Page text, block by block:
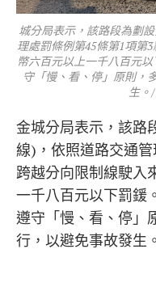
城分局表示，該路段為劃
理處罰條例第45條第1項第
幣六百元以上一千八百元
守「慢、看、停」原則，
生。
金城分局表示，該路
線)，依照道路交通
跨越分向限制線駛入
一千八百元以下罰鍰
遵守「慢、看、停」
行，以避免事故發生。